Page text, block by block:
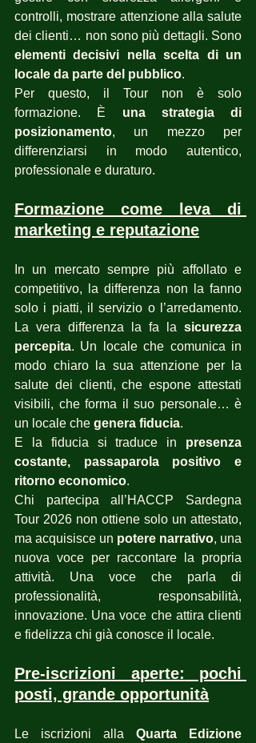
controlli, mostrare attenzione alla salute
elementi decisivi nella scelta di un
locale da parte del pubblico.
Per questo, il Tour non è solo
formazione. È una strategia di
posizionamento, un mezzo per
differenziarsi in modo autentico,
professionale e duraturo.
Formazione come leva di
marketing e reputazione
In un mercato sempre più affollato e
competitivo, la differenza non la fanno
solo i piatti, il servizio o l’arredamento.
La vera differenza la fa la sicurezza
percepita. Un locale che comunica in
modo chiaro la sua attenzione per la
salute dei clienti, che espone attestati
visibili, che forma il suo personale… è
un locale che genera fiducia.
E la fiducia si traduce in presenza
costante, passaparola positivo e
ritorno economico.
Chi partecipa all’HACCP Sardegna
Tour 2026 non ottiene solo un attestato,
ma acquisisce un potere narrativo, una
nuova voce per raccontare la propria
attività. Una voce che parla di
professionalità, responsabilità,
innovazione. Una voce che attira clienti
e fidelizza chi già conosce il locale.
Pre-iscrizioni aperte: pochi
posti, grande opportunità
Le iscrizioni alla Quarta Edizione